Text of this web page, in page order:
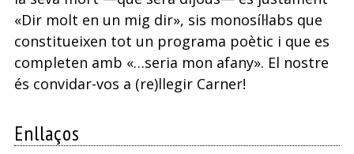
«Dir molt en un mig dir», sis monosíl·labs que
constitueixen tot un programa poètic i que es
completen amb «…seria mon afany». El nostre
és convidar-vos a (re)llegir Carner!
Enllaços